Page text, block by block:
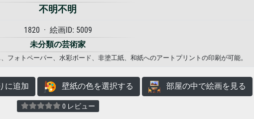
不明不明
1820 · 絵画ID: 5009
未分類の芸術家
、フォトペーパー、水彩ボード、非塗工紙、和紙へのアートプリントの印刷が可能。
に追加 壁紙の色を選択する 部屋の中で絵画を見る
0 レビュー